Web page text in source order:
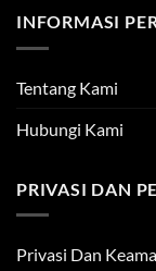
INFORMASI
Tentang Kami
Hubungi Kami
PRIVASI DAN
Privasi Dan